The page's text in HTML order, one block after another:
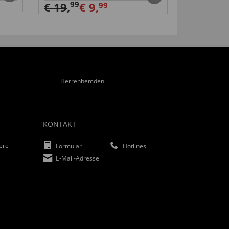
€ 19,99€ 9,99
Herrenhemden
KONTAKT
Formular
Hotlines
E-Mail-Adresse